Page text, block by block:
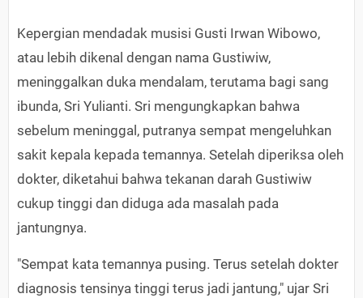
Kepergian mendadak musisi Gusti Irwan Wibowo,
atau lebih dikenal dengan nama Gustiwiw,
meninggalkan duka mendalam, terutama bagi sang
ibunda, Sri Yulianti. Sri mengungkapkan bahwa
sebelum meninggal, putranya sempat mengeluhkan
sakit kepala kepada temannya. Setelah diperiksa oleh
dokter, diketahui bahwa tekanan darah Gustiwiw
cukup tinggi dan diduga ada masalah pada
jantungnya.
"Sempat kata temannya pusing. Terus setelah dokter
diagnosis tensinya tinggi terus jadi jantung," ujar Sri